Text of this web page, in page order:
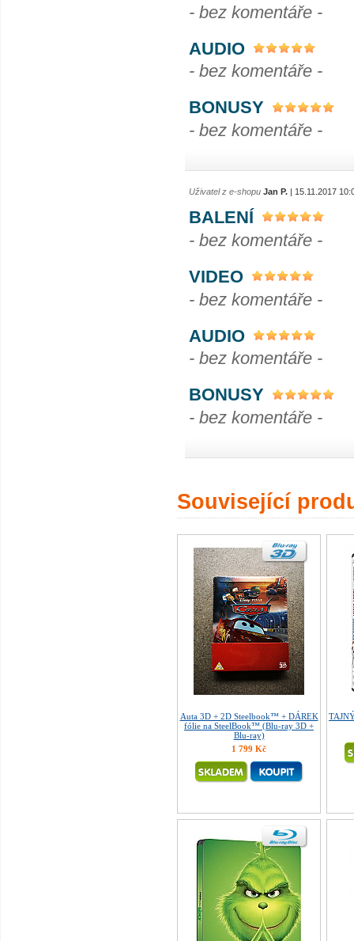
- bez komentáře -
AUDIO
- bez komentáře -
BONUSY
- bez komentáře -
Uživatel z e-shopu Jan P. | 15.11.2017
BALENÍ
- bez komentáře -
VIDEO
- bez komentáře -
AUDIO
- bez komentáře -
BONUSY
- bez komentáře -
Související
Auta 3D + 2D Steelbook™ + DÁREK
fólie na SteelBook™ (Blu-ray 3D +
Blu-ray)
1 799 Kč